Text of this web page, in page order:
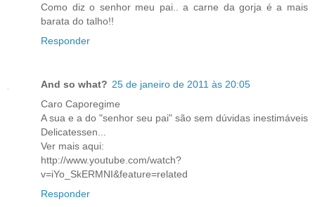
Como diz o senhor meu pai.. a carne da gorja é a mais
barata do talho!!
Responder
And so what? 25 de janeiro de 2011 às 20:05
Caro Caporegime
A sua e a do "senhor seu pai" são sem dúvidas inestimáveis
Delicatessen...
Ver mais aqui:
http://www.youtube.com/watch?
v=iYo_SkERMNI&feature=related
Responder